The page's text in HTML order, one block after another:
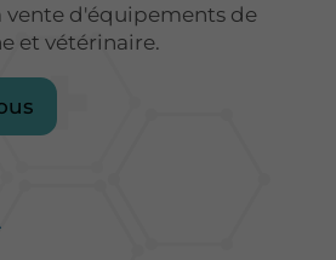
vente d'équipements de
et vétérinaire.